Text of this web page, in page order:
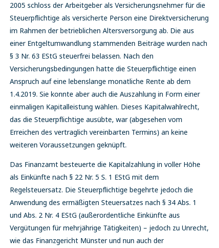
2005 schloss der Arbeitgeber als Versicherungsnehmer für die
Steuerpflichtige als versicherte Person eine Direktversicherung
im Rahmen der betrieblichen Altersversorgung ab. Die aus
einer Entgeltumwandlung stammenden Beiträge wurden nach
§ 3 Nr. 63 EStG steuerfrei belassen. Nach den
Versicherungsbedingungen hatte die Steuerpflichtige einen
Anspruch auf eine lebenslange monatliche Rente ab dem
1.4.2019. Sie konnte aber auch die Auszahlung in Form einer
einmaligen Kapitalleistung wählen. Dieses Kapitalwahlrecht,
das die Steuerpflichtige ausübte, war (abgesehen vom
Erreichen des vertraglich vereinbarten Termins) an keine
weiteren Voraussetzungen geknüpft.
Das Finanzamt besteuerte die Kapitalzahlung in voller Höhe
als Einkünfte nach § 22 Nr. 5 S. 1 EStG mit dem
Regelsteuersatz. Die Steuerpflichtige begehrte jedoch die
Anwendung des ermäßigten Steuersatzes nach § 34 Abs. 1
und Abs. 2 Nr. 4 EStG (außerordentliche Einkünfte aus
Vergütungen für mehrjährige Tätigkeiten) – jedoch zu Unrecht,
wie das Finanzgericht Münster und nun auch der